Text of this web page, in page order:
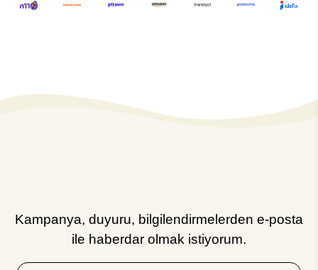
Kampanya, duyuru, bilgilendirmelerden e-posta
ile haberdar olmak istiyorum.